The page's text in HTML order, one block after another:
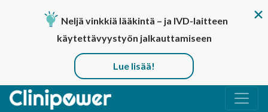
Neljä vinkkiä lääkintä – ja IVD-laitteen
käytettävyystyön jalkauttamiseen
Lue lisää!